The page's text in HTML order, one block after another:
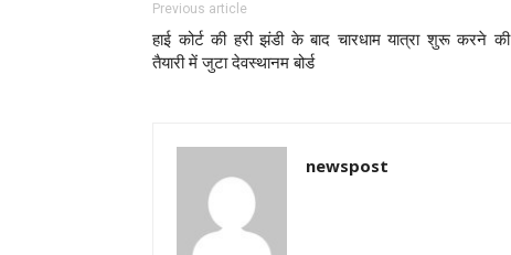
Previous article
हाई कोर्ट की हरी झंडी के बाद चारधाम यात्रा शुरू करने की
तैयारी में जुटा देवस्थानम बोर्ड
newspost